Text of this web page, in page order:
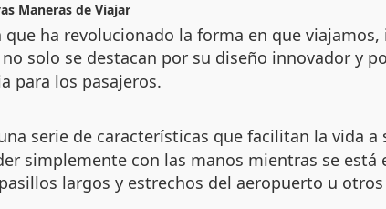
Maneras de Viajar
que ha revolucionado la forma en que
no solo se destacan por su diseño innovador y
para los pasajeros.
serie de características que facilitan la vida a
simplemente con las manos mientras se
largos y estrechos del aeropuerto u